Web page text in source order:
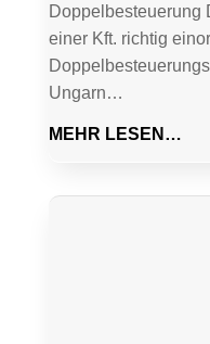
Doppelbesteuerung
einer Kft. richtig
Ungarn…
MEHR LESEN…